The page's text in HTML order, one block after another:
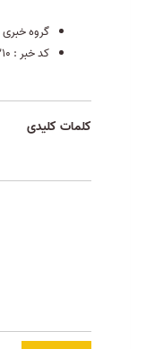
گروه
کد خبر :
کلمات کلیدی